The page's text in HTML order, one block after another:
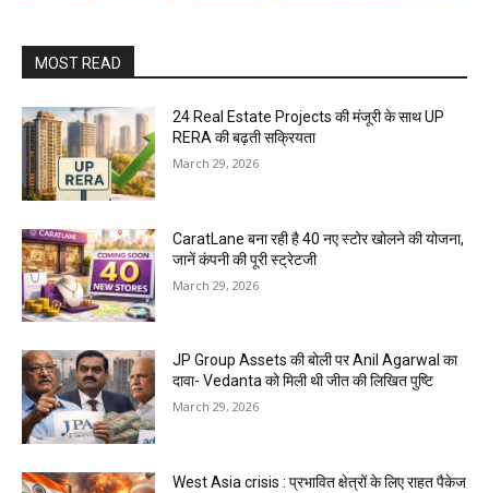
MOST READ
24 Real Estate Projects की मंजूरी के साथ UP
RERA की बढ़ती सक्रियता
March 29, 2026
CaratLane बना रही है 40 नए स्टोर खोलने की योजना,
जानें कंपनी की पूरी स्ट्रेटजी
March 29, 2026
JP Group Assets की बोली पर Anil Agarwal का
दावा- Vedanta को मिली थी जीत की लिखित पुष्टि
March 29, 2026
West Asia crisis : प्रभावित क्षेत्रों के लिए राहत पैकेज